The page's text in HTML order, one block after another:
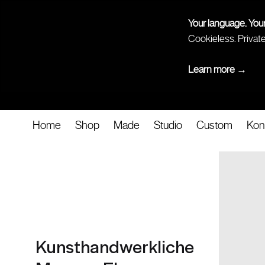
Your language.
Cookieless.
Learn more →
Home Shop Made Studio Custom
Kunsthandwerkliche